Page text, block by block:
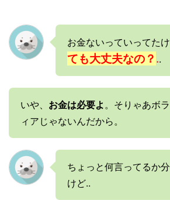
お金ないっていってたけ
ても大丈夫なの？ ..
いや、 お金は必要よ。そりゃあボ
ィアじゃないんだから。
ちょっと何言ってるか
けど..